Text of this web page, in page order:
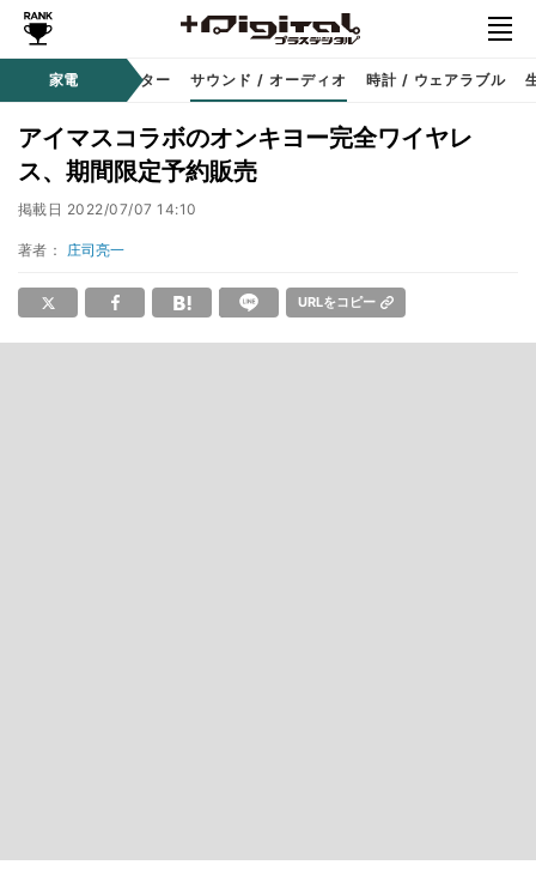
家電プロジェクター サウンド / オーディオ 時計 / ウェアラブル
アイマスコラボのオンキヨー完全ワイヤレ
ス、期間限定予約販売
掲載日 2022/07/07 14:10
著者： 庄司亮一
URLをコピー